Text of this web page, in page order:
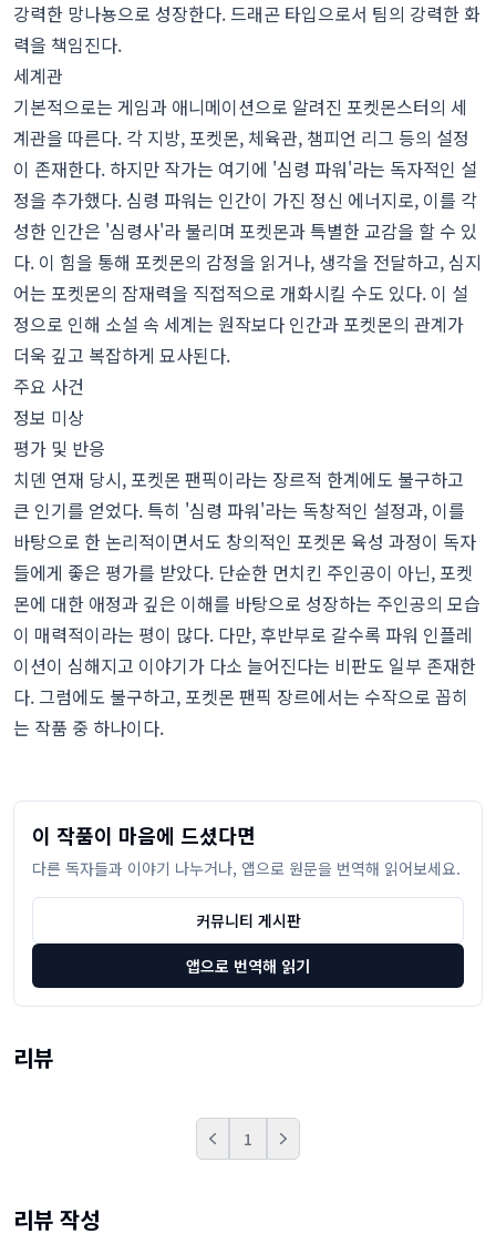
강력한 망나뇽으로 성장한다. 드래곤 타입으로서 팀의 강력한 화
력을 책임진다.
세계관
기본적으로는 게임과 애니메이션으로 알려진 포켓몬스터의 세
계관을 따른다. 각 지방, 포켓몬, 체육관, 챔피언 리그 등의 설정
이 존재한다. 하지만 작가는 여기에 '심령 파워'라는 독자적인 설
정을 추가했다. 심령 파워는 인간이 가진 정신 에너지로, 이를 각
성한 인간은 '심령사'라 불리며 포켓몬과 특별한 교감을 할 수 있
다. 이 힘을 통해 포켓몬의 감정을 읽거나, 생각을 전달하고, 심지
어는 포켓몬의 잠재력을 직접적으로 개화시킬 수도 있다. 이 설
정으로 인해 소설 속 세계는 원작보다 인간과 포켓몬의 관계가
더욱 깊고 복잡하게 묘사된다.
주요 사건
정보 미상
평가 및 반응
치뎬 연재 당시, 포켓몬 팬픽이라는 장르적 한계에도 불구하고
큰 인기를 얻었다. 특히 '심령 파워'라는 독창적인 설정과, 이를
바탕으로 한 논리적이면서도 창의적인 포켓몬 육성 과정이 독자
들에게 좋은 평가를 받았다. 단순한 먼치킨 주인공이 아닌, 포켓
몬에 대한 애정과 깊은 이해를 바탕으로 성장하는 주인공의 모습
이 매력적이라는 평이 많다. 다만, 후반부로 갈수록 파워 인플레
이션이 심해지고 이야기가 다소 늘어진다는 비판도 일부 존재한
다. 그럼에도 불구하고, 포켓몬 팬픽 장르에서는 수작으로 꼽히
는 작품 중 하나이다.
이 작품이 마음에 드셨다면
다른 독자들과 이야기 나누거나, 앱으로 원문을 번역해 읽어보세요.
커뮤니티 게시판
앱으로 번역해 읽기
리뷰
Prev 1 Next
리뷰 작성